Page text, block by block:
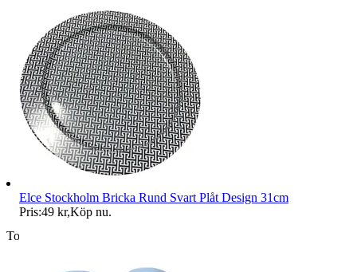
Toppsäljare
Elce Stockholm Bricka Rund Svart Plåt Design 31cm
Pris:49 kr,Köp nu.